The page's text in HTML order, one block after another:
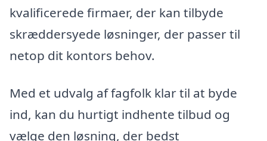
kvalificerede firmaer, der kan tilbyde
skræddersyede løsninger, der passer til
netop dit kontors behov.
Med et udvalg af fagfolk klar til at byde
ind, kan du hurtigt indhente tilbud og
vælge den løsning, der bedst